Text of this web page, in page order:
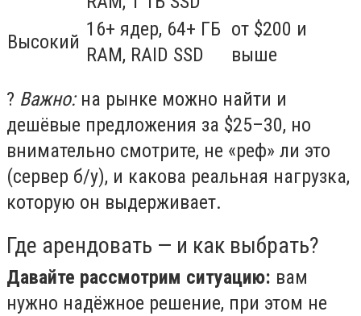
Высокий
16+ ядер, 64+ ГБ
RAM, RAID SSD
от $200 и
выше
? Важно:на рынке можно найти и
дешёвые предложения за $25–30, но
внимательно смотрите, не «реф» ли это
(сервер б/у), и какова реальная нагрузка,
которую он выдерживает.
Где арендовать — и как выбрать?
Давайте рассмотрим ситуацию: вам
нужно надёжное решение, при этом не